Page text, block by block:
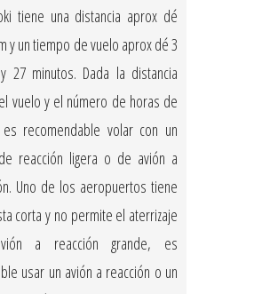
tiene una distancia aprox dé
y un tiempo de vuelo aprox dé 3
27 minutos. Dada la distancia
vuelo y el número de horas de
recomendable volar con un
reacción ligera o de avión a
Uno de los aeropuertos tiene
corta y no permite el aterrizaje
a reacción grande, es
usar un avión a reacción o un